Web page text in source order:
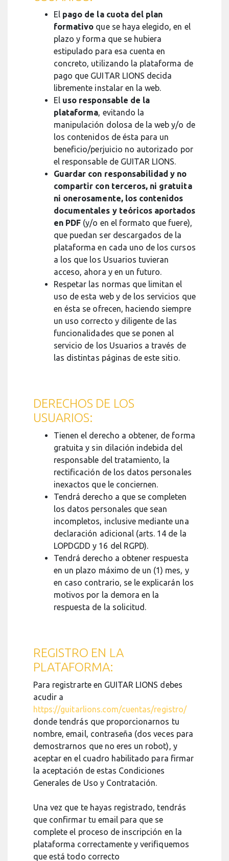
El pago de la cuota del plan
formativo que se haya elegido, en el
plazo y forma que se hubiera
estipulado para esa cuenta en
concreto, utilizando la plataforma de
pago que GUITAR LIONS decida
libremente instalar en la web.
El uso responsable de la
plataforma, evitando la
manipulación dolosa de la web y/o de
los contenidos de ésta para un
beneficio/perjuicio no autorizado por
el responsable de GUITAR LIONS.
Guardar con responsabilidad y no
compartir con terceros, ni gratuita
ni onerosamente, los contenidos
documentales y teóricos aportados
en PDF (y/o en el formato que fuere),
que puedan ser descargados de la
plataforma en cada uno de los cursos
a los que los Usuarios tuvieran
acceso, ahora y en un futuro.
Respetar las normas que limitan el
uso de esta web y de los servicios que
en ésta se ofrecen, haciendo siempre
un uso correcto y diligente de las
funcionalidades que se ponen al
servicio de los Usuarios a través de
las distintas páginas de este sitio.
DERECHOS DE LOS
USUARIOS:
Tienen el derecho a obtener, de forma
gratuita y sin dilación indebida del
responsable del tratamiento, la
rectificación de los datos personales
inexactos que le conciernen.
Tendrá derecho a que se completen
los datos personales que sean
incompletos, inclusive mediante una
declaración adicional (arts. 14 de la
LOPDGDD y 16 del RGPD).
Tendrá derecho a obtener respuesta
en un plazo máximo de un (1) mes, y
en caso contrario, se le explicarán los
motivos por la demora en la
respuesta de la solicitud.
REGISTRO EN LA
PLATAFORMA:
Para registrarte en GUITAR LIONS debes
acudir a
https://guitarlions.com/cuentas/registro/
donde tendrás que proporcionarnos tu
nombre, email, contraseña (dos veces para
demostrarnos que no eres un robot), y
aceptar en el cuadro habilitado para firmar
la aceptación de estas Condiciones
Generales de Uso y Contratación.
Una vez que te hayas registrado, tendrás
que confirmar tu email para que se
complete el proceso de inscripción en la
plataforma correctamente y verifiquemos
que está todo correcto